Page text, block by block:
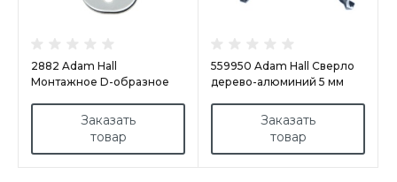
2882 Adam Hall
Монтажное D-образное
Заказать
товар
559950 Adam Hall Сверло
дерево-алюминий 5 мм
Заказать
товар